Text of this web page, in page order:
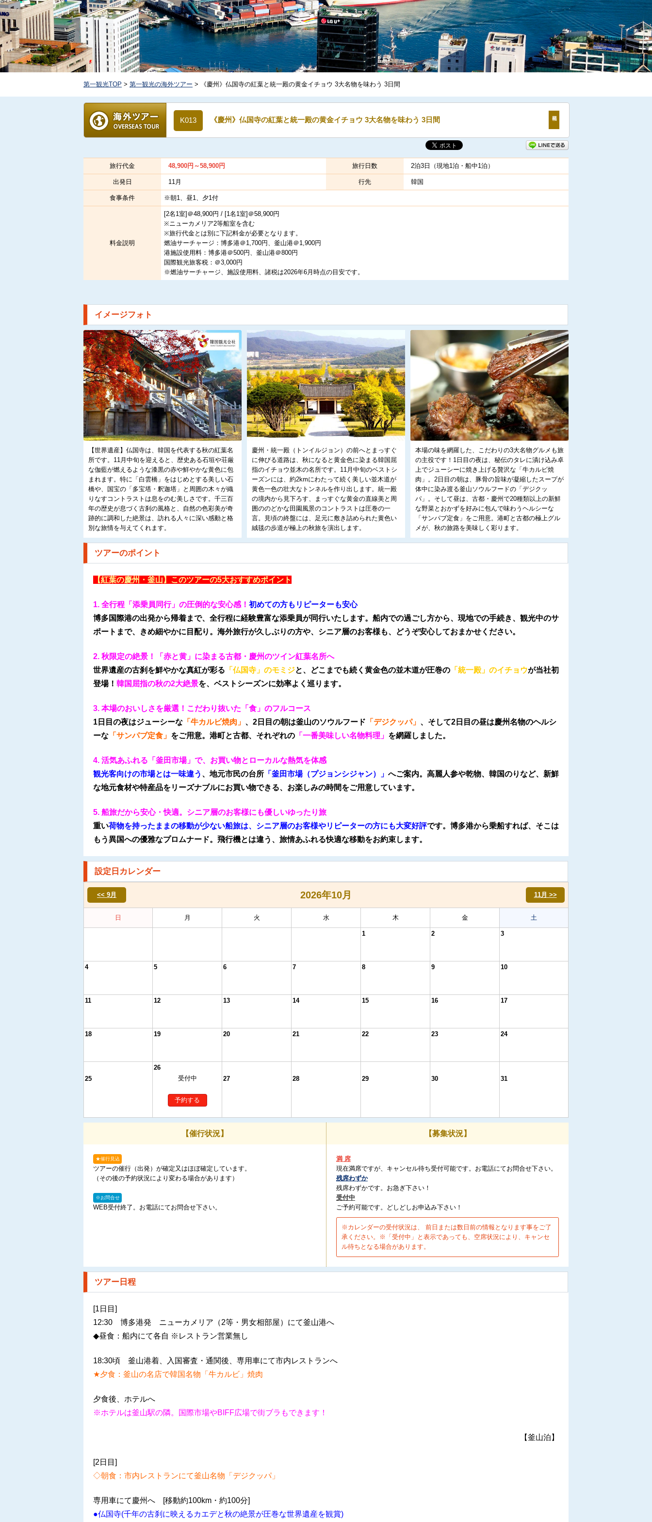
第一観光TOP > 第一観光の海外ツアー > 《慶州》仏国寺の紅葉と統一殿の黄金イチョウ 3大名物を味わう 3日間
K013 《慶州》仏国寺の紅葉と統一殿の黄金イチョウ 3大名物を味わう 3日間
旅行代金 48,900円 ～58,900円 旅行日数 2泊3日（現地1泊・船中1泊）
出発日 11月 行先 韓国
食事条件 ※朝1、昼1、夕1付
料金説明
[2名1室]＠48,900円 / [1名1室]＠58,900円
※ニューカメリア2等船室を含む
※旅行代金とは別に下記料金が必要となります。
燃油サーチャージ：博多港＠1,700円、釜山港＠1,900円
港施設使用料：博多港＠500円、釜山港＠800円
国際観光旅客税：＠3,000円
※燃油サーチャージ、施設使用料、諸税は2026年6月時点の目安です。
イメージフォト
【世界遺産】仏国寺は、韓国を代表する秋の紅葉名
所です。11月中旬を迎えると、歴史ある石垣や荘厳
な伽藍が燃えるような漆黒の赤や鮮やかな黄色に包
まれます。特に「白雲橋」をはじめとする美しい石
橋や、国宝の「多宝塔・釈迦塔」と周囲の木々が織
りなすコントラストは息をのむ美しさです。千三百
年の歴史が息づく古刹の風格と、自然の色彩美が奇
跡的に調和した絶景は、訪れる人々に深い感動と格
別な旅情を与えてくれます。
慶州・統一殿（トンイルジョン）の前へとまっすぐ
に伸びる道路は、秋になると黄金色に染まる韓国屈
指のイチョウ並木の名所です。11月中旬のベストシ
ーズンには、約2kmにわたって続く美しい並木道が
黄色一色の壮大なトンネルを作り出します。統一殿
の境内から見下ろす、まっすぐな黄金の直線美と周
囲ののどかな田園風景のコントラストは圧巻の一
言。見頃の終盤には、足元に敷き詰められた黄色い
絨毯の歩道が極上の秋旅を演出します。
本場の味を網羅した、こだわりの3大名物グルメも旅
の主役です！1日目の夜は、秘伝のタレに漬け込み卓
上でジューシーに焼き上げる贅沢な「牛カルビ焼
肉」。2日目の朝は、豚骨の旨味が凝縮したスープが
体中に染み渡る釜山ソウルフードの「デジクッ
パ」。そして昼は、古都・慶州で20種類以上の新鮮
な野菜とおかずを好みに包んで味わうヘルシーな
「サンパブ定食」をご用意。港町と古都の極上グル
メが、秋の旅路を美味しく彩ります。
ツアーのポイント
【紅葉の慶州・釜山】このツアーの5大おすすめポイント
1. 全行程「添乗員同行」の圧倒的な安心感！ 初めての方もリピーターも安心
博多国際港の出発から帰着まで、全行程に経験豊富な添乗員が同行いたします。船内での過ごし方から、現地での手続き、観光中のサ
ポートまで、きめ細やかに目配り。海外旅行が久しぶりの方や、シニア層のお客様も、どうぞ安心しておまかせください。
2. 秋限定の絶景！「赤と黄」に染まる古都・慶州のツイン紅葉名所へ
世界遺産の古刹を鮮やかな真紅が彩る 「仏国寺」のモミジと、どこまでも続く黄金色の並木道が圧巻の 「統一殿」のイチョウが当社初
登場！ 韓国屈指の秋の2大絶景を、ベストシーズンに効率よく巡ります。
3. 本場のおいしさを厳選！こだわり抜いた「食」のフルコース
1日目の夜はジューシーな 「牛カルビ焼肉」 、2日目の朝は釜山のソウルフード 「デジクッパ」 、そして2日目の昼は慶州名物のヘルシ
ーな 「サンパブ定食」 をご用意。港町と古都、それぞれの 「一番美味しい名物料理」 を網羅しました。
4. 活気あふれる「釜田市場」で、お買い物とローカルな熱気を体感
観光客向けの市場とは一味違う 、地元市民の台所 「釜田市場（プジョンシジャン）」 へご案内。高麗人参や乾物、韓国のりなど、新鮮
な地元食材や特産品をリーズナブルにお買い物できる、お楽しみの時間をご用意しています。
5. 船旅だから安心・快適。シニア層のお客様にも優しいゆったり旅
重い荷物を持ったままの移動が少ない船旅は、シニア層のお客様やリピーターの方にも大変好評です。博多港から乗船すれば、そこは
もう異国への優雅なプロムナード。飛行機とは違う、旅情あふれる快適な移動をお約束します。
設定日カレンダー
<< 9月 2026年10月 11月 >>
日 月 火 水 木 金 土
1 2 3
4 5 6 7 8 9 10
11 12 13 14 15 16 17
18 19 20 21 22 23 24
25
26
受付中
予約する
27 28 29 30 31
【催行状況】
★催行見込
ツアーの催行（出発）が確定又はほぼ確定しています。
（その後の予約状況により変わる場合があります）
※お問合せ
WEB受付終了。お電話にてお問合せ下さい。
【募集状況】
満 席
現在満席ですが、キャンセル待ち受付可能です。お電話にてお問合せ下さい。
残席わずか
残席わずかです。お急ぎ下さい！
受付中
ご予約可能です。どしどしお申込み下さい！
※カレンダーの受付状況は、 前日または数日前の情報となります事をご了
承ください。※「受付中」と表示であっても、空席状況により、キャンセ
ル待ちとなる場合があります。
ツアー日程
[1日目]
12:30 博多港発 ニューカメリア（2等・男女相部屋）にて釜山港へ
◆昼食：船内にて各自 ※レストラン営業無し
18:30頃 釜山港着、入国審査・通関後、専用車にて市内レストランへ
★夕食：釜山の名店で韓国名物「牛カルビ」焼肉
夕食後、ホテルへ
※ホテルは釜山駅の隣。国際市場やBIFF広場で街ブラもできます！
【釜山泊】
[2日目]
◇朝食：市内レストランにて釜山名物「デジクッパ」
専用車にて慶州へ [移動約100km・約100分]
●仏国寺(千年の古刹に映えるカエデと秋の絶景が圧巻な世界遺産を観賞)